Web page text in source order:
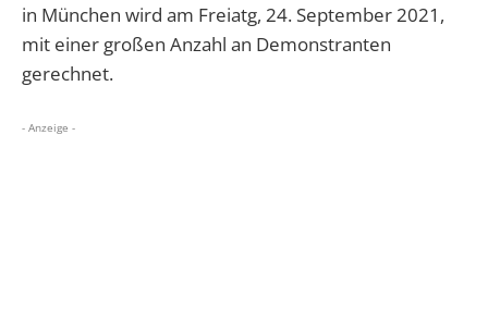
in München wird am Freiatg, 24. September 2021,
mit einer großen Anzahl an Demonstranten
gerechnet.
- Anzeige -